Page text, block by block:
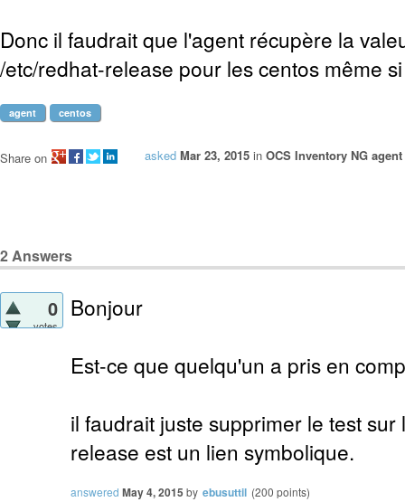
Donc il faudrait que l'agent récupère la
/etc/redhat-release pour les centos même
agent centos
asked Mar 23, 2015 in OCS Inventory NG
Share on
2Answers
0
votes
Bonjour
Est-ce que quelqu'un a pris en
il faudrait juste supprimer le test
release est un lien symbolique.
answered May 4, 2015 by ebusuttil (200 points)